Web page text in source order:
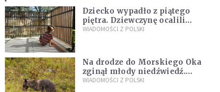
Dziecko wypadło z piątego
piętra. Dziewczynę ocalili
sąsiedzi
WIADOMOŚCI Z POLSKI
Na drodze do Morskiego Oka
zginął młody niedźwiedź.
Sprawę bada Policja i TPN
WIADOMOŚCI Z POLSKI